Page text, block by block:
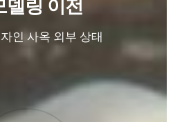
델링 이전
인 사옥 외부 상태